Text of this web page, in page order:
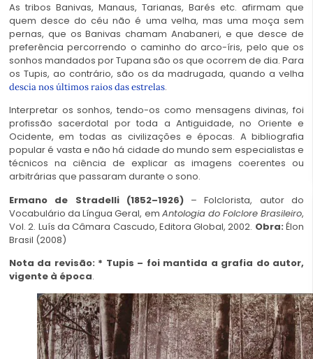
As tribos Banivas, Manaus, Tarianas, Barés etc. afirmam que
quem desce do céu não é uma velha, mas uma moça sem
pernas, que os Banivas chamam Anabaneri, e que desce de
preferência percorrendo o caminho do arco-íris, pelo que os
sonhos mandados por Tupana são os que ocorrem de dia. Para
os Tupis, ao contrário, são os da madrugada, quando a velha
descia nos últimos raios das estrelas.
Interpretar os sonhos, tendo-os como mensagens divinas, foi
profissão sacerdotal por toda a Antiguidade, no Oriente e
Ocidente, em todas as civilizações e épocas. A bibliografia
popular é vasta e não há cidade do mundo sem especialistas e
técnicos na ciência de explicar as imagens coerentes ou
arbitrárias que passaram durante o sono.
Ermano de Stradelli (1852–1926)– Folclorista, autor do
Vocabulário da Língua Geral, em Antologia do Folclore Brasileiro,
Vol. 2. Luís da Câmara Cascudo, Editora Global, 2002. Obra:Élon
Brasil (2008)
Nota da revisão: * Tupis – foi mantida a grafia do autor,
vigente à época.